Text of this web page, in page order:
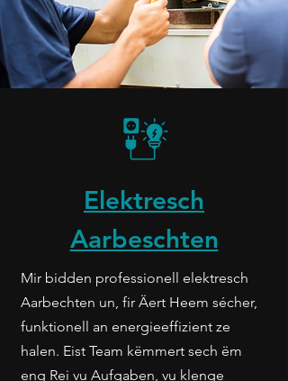
Elektresch
Aarbeschten
Mir bidden professionell elektresch
Aarbechten un, fir Äert Heem sécher,
funktionell an energieeffizient ze
halen. Eist Team këmmert sech ëm
eng Rei vu Aufgaben, vu klenge